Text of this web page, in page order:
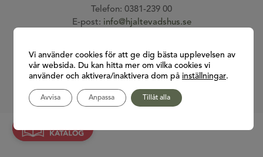
Telefon: 0381-239 00
E-post: info@hjaltevadshus.se
Vi använder cookies för att ge dig bästa upplevelsen av
vår websida. Du kan hitta mer om vilka cookies vi
använder och aktivera/inaktivera dom på inställningar.
Tillåt alla
Avvisa Anpassa